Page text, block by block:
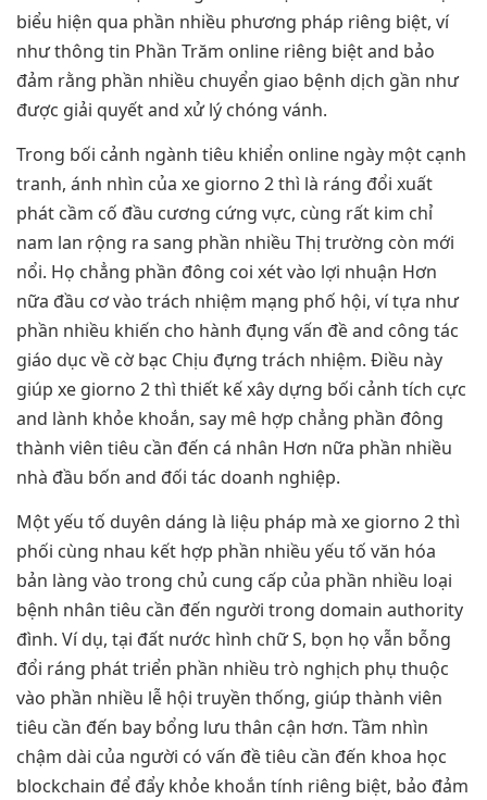
biểu hiện qua phần nhiều phương pháp riêng biệt, ví
như thông tin Phần Trăm online riêng biệt and bảo
đảm rằng phần nhiều chuyển giao bệnh dịch gần như
được giải quyết and xử lý chóng vánh.
Trong bối cảnh ngành tiêu khiển online ngày một cạnh
tranh, ánh nhìn của xe giorno 2 thì là ráng đổi xuất
phát cầm cố đầu cương cứng vực, cùng rất kim chỉ
nam lan rộng ra sang phần nhiều Thị trường còn mới
nổi. Họ chẳng phần đông coi xét vào lợi nhuận Hơn
nữa đầu cơ vào trách nhiệm mạng phố hội, ví tựa như
phần nhiều khiến cho hành đụng vấn đề and công tác
giáo dục về cờ bạc Chịu đựng trách nhiệm. Điều này
giúp xe giorno 2 thì thiết kế xây dựng bối cảnh tích cực
and lành khỏe khoắn, say mê hợp chẳng phần đông
thành viên tiêu cần đến cá nhân Hơn nữa phần nhiều
nhà đầu bốn and đối tác doanh nghiệp.
Một yếu tố duyên dáng là liệu pháp mà xe giorno 2 thì
phối cùng nhau kết hợp phần nhiều yếu tố văn hóa
bản làng vào trong chủ cung cấp của phần nhiều loại
bệnh nhân tiêu cần đến người trong domain authority
đình. Ví dụ, tại đất nước hình chữ S, bọn họ vẫn bỗng
đổi ráng phát triển phần nhiều trò nghịch phụ thuộc
vào phần nhiều lễ hội truyền thống, giúp thành viên
tiêu cần đến bay bổng lưu thân cận hơn. Tầm nhìn
chậm dài của người có vấn đề tiêu cần đến khoa học
blockchain để đẩy khỏe khoắn tính riêng biệt, bảo đảm